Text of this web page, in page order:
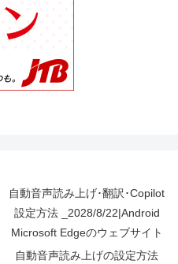
自動音声読み上げ･翻訳･Copilot
設定方法 _2028/8/22|Android
Microsoft Edgeのウェブサイト
自動音声読み上げの設定方法